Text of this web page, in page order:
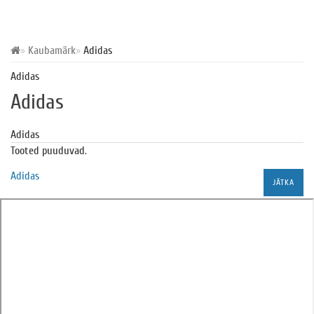
Kaubamärk Adidas
Adidas
Adidas
Adidas
Tooted puuduvad.
JÄTKA
Adidas